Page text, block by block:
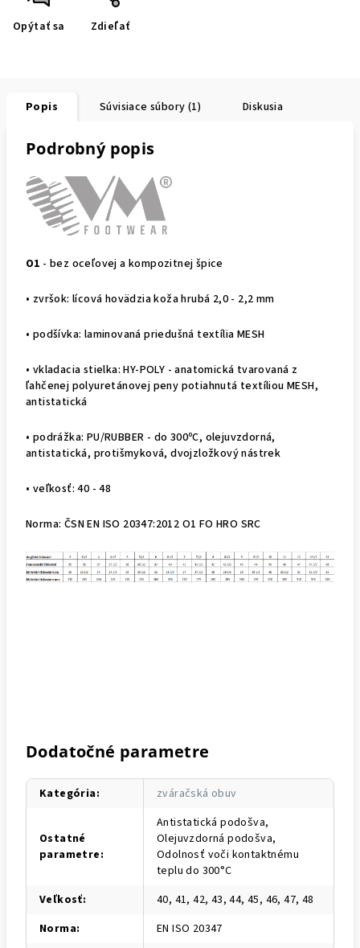
Opýtať sa Zdieľať
Popis Súvisiace súbory (1) Diskusia
Podrobný popis
O1 - bez oceľovej a kompozitnej špice
• zvršok: lícová hovädzia koža hrubá 2,0 - 2,2 mm
• podšívka: laminovaná priedušná textília MESH
• vkladacia stielka: HY-POLY - anatomická tvarovaná z
ľahčenej polyuretánovej peny potiahnutá textíliou MESH,
antistatická
• podrážka: PU/RUBBER - do 300ºC, olejuvzdorná,
antistatická, protišmyková, dvojzložkový nástrek
• veľkosť: 40 - 48
Norma: ČSN EN ISO 20347:2012 O1 FO HRO SRC
Dodatočné parametre
Kategória: zváračská obuv
Ostatné
parametre:
Antistatická podošva,
Olejuvzdorná podošva,
Odolnosť voči kontaktnému
teplu do 300°C
Veľkosť:
40, 41, 42, 43, 44, 45, 46, 47, 48
Norma:
EN ISO 20347